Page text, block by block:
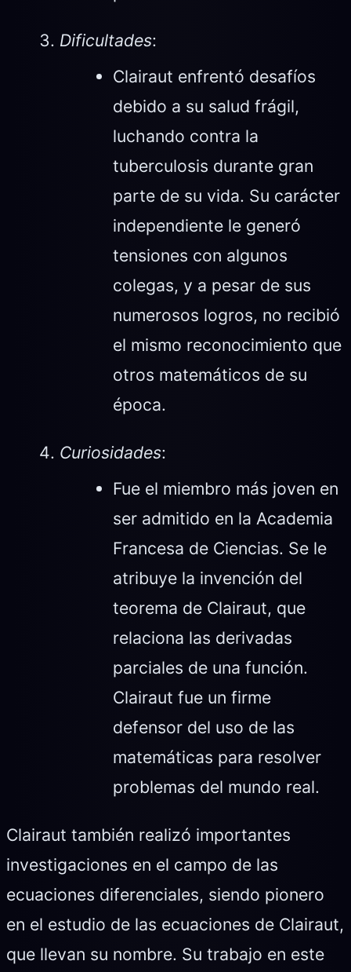
Dificultades:
Clairaut enfrentó desafíos
debido a su salud frágil,
luchando contra la
tuberculosis durante gran
parte de su vida. Su carácter
independiente le generó
tensiones con algunos
colegas, y a pesar de sus
numerosos logros, no recibió
el mismo reconocimiento que
otros matemáticos de su
época.
Curiosidades:
Fue el miembro más joven en
ser admitido en la Academia
Francesa de Ciencias. Se le
atribuye la invención del
teorema de Clairaut, que
relaciona las derivadas
parciales de una función.
Clairaut fue un firme
defensor del uso de las
matemáticas para resolver
problemas del mundo real.
Clairaut también realizó importantes
investigaciones en el campo de las
ecuaciones diferenciales, siendo pionero
en el estudio de las ecuaciones de Clairaut,
que llevan su nombre. Su trabajo en este